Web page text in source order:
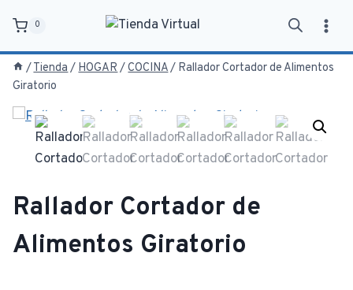
contenido
0
/Tienda / HOGAR /COCINA/ Rallador Cortador de Alimentos
Giratorio
Rallador Cortador de
Alimentos Giratorio